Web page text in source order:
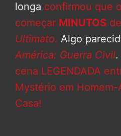
longa confirmou que
começar MINUTOS
Ultimato. Algo
América: Guerra Civil.
cena LEGENDADA
Mystério em
Casa!